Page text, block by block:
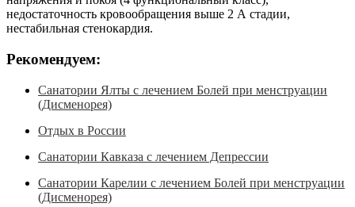
недостаточность кровообращения выше 2 А стадии,
нестабильная стенокардия.
Рекомендуем:
Санатории Ялты с лечением Болей при менструации
(Дисменорея)
Отдых в России
Санатории Кавказа с лечением Депрессии
Санатории Карелии с лечением Болей при менструации
(Дисменорея)